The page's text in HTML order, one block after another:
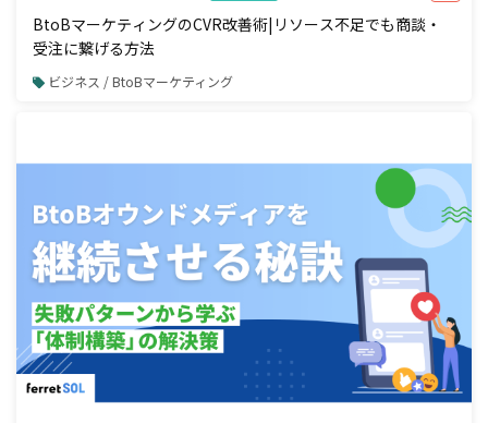
BtoBマーケティングのCVR改善術|リソース不足でも商談・
受注に繋げる方法
ビジネス / BtoBマーケティング